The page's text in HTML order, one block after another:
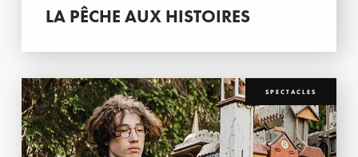
LA PÊCHE AUX HISTOIRES
SPECTACLES